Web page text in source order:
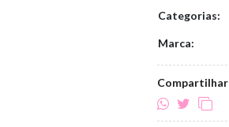
Categorias:
Marca:
Compartilhar